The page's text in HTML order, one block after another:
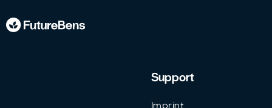
Support
Imprint